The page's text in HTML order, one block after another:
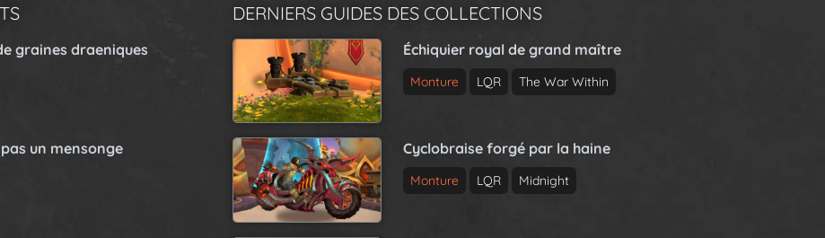
graines draeniques
un mensonge
DERNIERS GUIDES DES COLLECTIONS
Échiquier royal de grand maître
Monture LQR The War Within
Cyclobraise forgé par la haine
Monture LQR Midnight